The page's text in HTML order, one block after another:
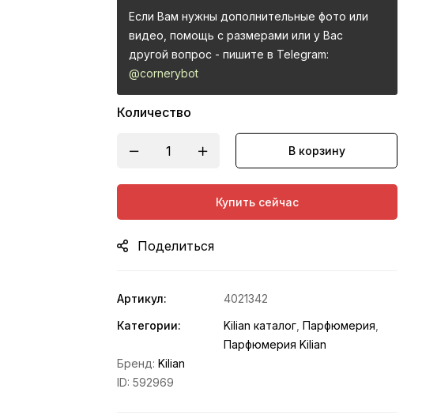
Если Вам нужны дополнительные фото или
видео, помощь с размерами или у Вас
другой вопрос - пишите в Telegram:
@cornerybot
Количество
В корзину
Купить сейчас
Поделиться
Артикул:
4021342
Категории:
Kilian каталог ,Парфюмерия
Парфюмерия Kilian
Бренд:Kilian
ID:592969